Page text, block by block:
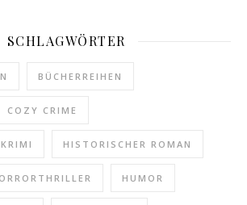
SCHLAGWÖRTER
BÜCHERREIHEN
COZY CRIME
HISTORISCHER ROMAN
HUMOR